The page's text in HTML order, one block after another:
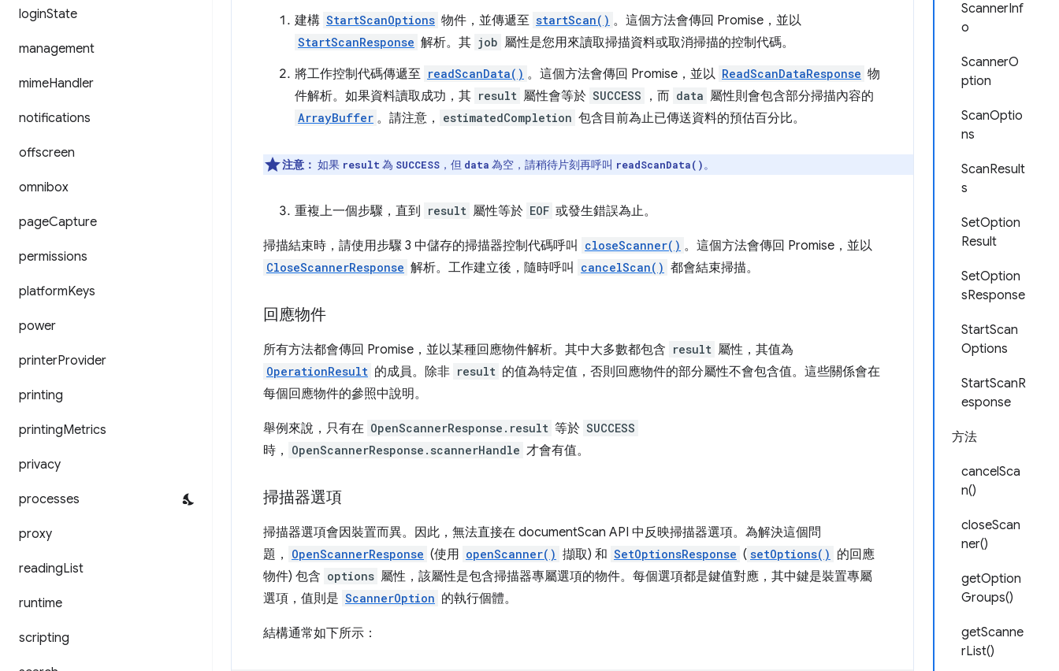
loginState
management
mimeHandler
notifications
offscreen
omnibox
pageCapture
permissions
platformKeys
power
printerProvider
printing
printingMetrics
privacy
processes
proxy
readingList
runtime
scripting
ScannerInf
o
ScannerO
ption
ScanOptio
ns
ScanResult
s
SetOption
Result
SetOption
sResponse
StartScan
Options
StartScanR
esponse
方法
cancelSca
n()
closeScan
ner()
getOption
Groups()
getScanne
rList()
建構 StartScanOptions 物件，並傳遞至 startScan() 。這個方法會傳回 Promise，並以
StartScanResponse 解析。其 job 屬性是您用來讀取掃描資料或取消掃描的控制代碼。
將工作控制代碼傳遞至 readScanData() 。這個方法會傳回 Promise，並以 ReadScanDataResponse 物
件解析。如果資料讀取成功，其 result 屬性會等於 SUCCESS ，而 data 屬性則會包含部分掃描內容的
ArrayBuffer 。請注意， estimatedCompletion 包含目前為止已傳送資料的預估百分比。
注意： 如果 result 為 SUCCESS ，但 data 為空，請稍待片刻再呼叫 readScanData()。
重複上一個步驟，直到 result 屬性等於 EOF 或發生錯誤為止。
掃描結束時，請使用步驟 3 中儲存的掃描器控制代碼呼叫 closeScanner() 。這個方法會傳回 Promise，並以
CloseScannerResponse 解析。工作建立後，隨時呼叫 cancelScan() 都會結束掃描。
回應物件
所有方法都會傳回 Promise，並以某種回應物件解析。其中大多數都包含 result 屬性，其值為
OperationResult 的成員。除非 result 的值為特定值，否則回應物件的部分屬性不會包含值。這些關係會在
每個回應物件的參照中說明。
舉例來說，只有在 OpenScannerResponse.result 等於 SUCCESS
時， OpenScannerResponse.scannerHandle 才會有值。
掃描器選項
掃描器選項會因裝置而異。因此，無法直接在 documentScan API 中反映掃描器選項。為解決這個問
題，
OpenScannerResponse (使用 openScanner() 擷取) 和 SetOptionsResponse ( setOptions() 的回應
物件) 包含 options 屬性，該屬性是包含掃描器專屬選項的物件。每個選項都是鍵值對應，其中鍵是裝置專屬
選項，值則是 ScannerOption 的執行個體。
結構通常如下所示：